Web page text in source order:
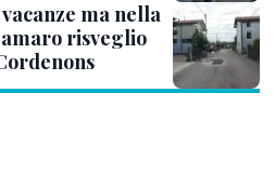
ma nella
risveglio